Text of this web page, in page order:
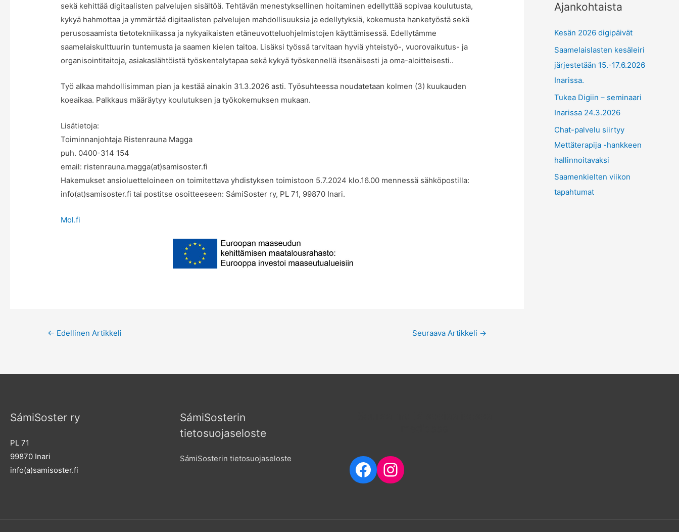
sekä kehittää digitaalisten palvelujen sisältöä. Tehtävän menestyksellinen hoitaminen edellyttää sopivaa koulutusta,
kykyä hahmottaa ja ymmärtää digitaalisten palvelujen mahdollisuuksia ja edellytyksiä, kokemusta hanketyöstä sekä
perusosaamista tietotekniikassa ja nykyaikaisten etäneuvotteluohjelmistojen käyttämisessä. Edellytämme
saamelaiskulttuurin tuntemusta ja saamen kielen taitoa. Lisäksi työssä tarvitaan hyviä yhteistyö-, vuorovaikutus- ja
organisointitaitoja, asiakaslähtöistä työskentelytapaa sekä kykyä työskennellä itsenäisesti ja oma-aloitteisesti..
Työ alkaa mahdollisimman pian ja kestää ainakin 31.3.2026 asti. Työsuhteessa noudatetaan kolmen (3) kuukauden
koeaikaa. Palkkaus määräytyy koulutuksen ja työkokemuksen mukaan.
Lisätietoja:
Toiminnanjohtaja Ristenrauna Magga
puh. 0400-314 154
email: ristenrauna.magga(at)samisoster.fi
Hakemukset ansioluetteloineen on toimitettava yhdistyksen toimistoon 5.7.2024 klo.16.00 mennessä sähköpostilla:
info(at)samisoster.fi tai postitse osoitteeseen: SámiSoster ry, PL 71, 99870 Inari.
Mol.fi
Post← Edellinen Artikkeli Seuraava Artikkeli →
Ajankohtaista
Kesän 2026 digipäivät
Saamelaislasten kesäleiri
järjestetään 15.-17.6.2026
Inarissa.
Tukea Digiin – seminaari
Inarissa 24.3.2026
Chat-palvelu siirtyy
Mettäterapija -hankkeen
hallinnoitavaksi
Saamenkielten viikon
tapahtumat
SámiSoster ry
PL 71
99870 Inari
info(a)samisoster.fi
SámiSosterin
tietosuojaseloste
SámiSosterin tietosuojaseloste Facebook
Instagram